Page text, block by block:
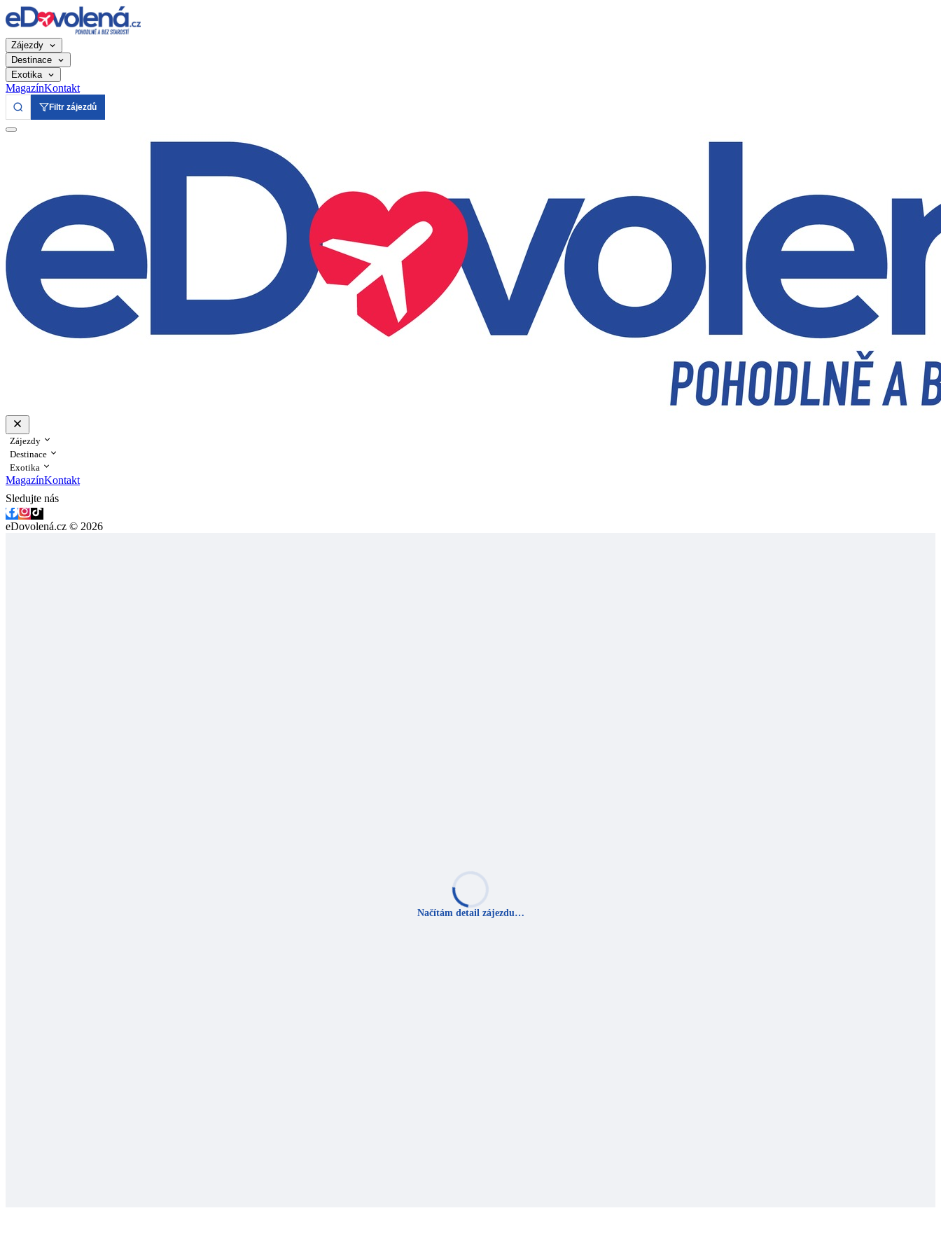
Zájezdy
Destinace
Exotika
MagazínKontakt
Filtr zájezdů
Zájezdy
Destinace
Exotika
MagazínKontakt
Sledujte nás
eDovolená.cz © 2026
Načítám detail zájezdu…